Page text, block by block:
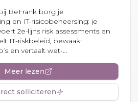
BeFrank borg je
en IT-risicobeheersing: je
2e-lijns risk assessments en
IT-riskbeleid, bewaakt
en vertaalt wet-...
Meer lezen
solliciteren